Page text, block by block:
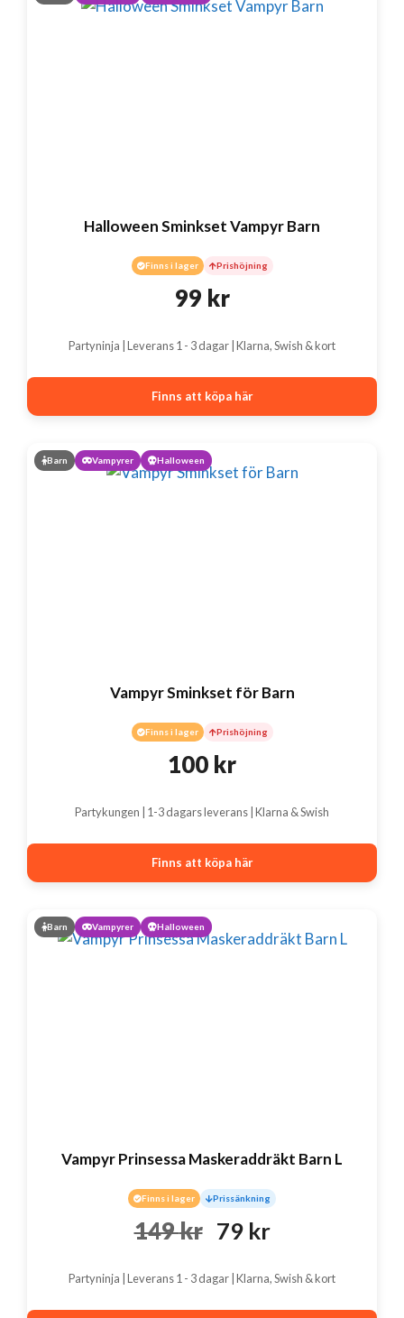
Halloween Sminkset Vampyr Barn
Finns i lager Prishöjning
99 kr
Partyninja | Leverans 1 - 3 dagar | Klarna, Swish & kort
Finns att köpa här
Barn Vampyrer Halloween
Vampyr Sminkset för Barn
Finns i lager Prishöjning
100 kr
Partykungen | 1-3 dagars leverans | Klarna & Swish
Finns att köpa här
Barn Vampyrer Halloween
Vampyr Prinsessa Maskeraddräkt Barn L
Finns i lager Prissänkning
149kr Det
79 krDet
Partyninja | Leverans 1 - 3 dagar | Klarna, Swish & kort